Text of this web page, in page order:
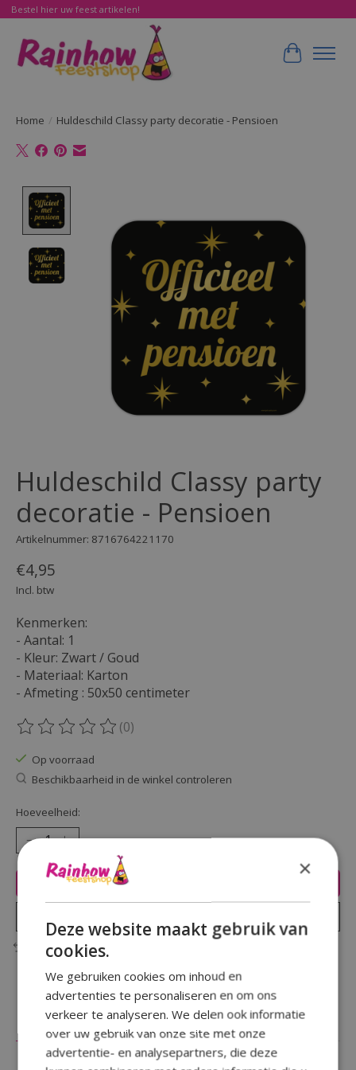
Bestel hier uw feest artikelen!
Home / Huldeschild Classy party decoratie - Pensioen
Huldeschild Classy party
decoratie - Pensioen
Artikelnummer: 8716764221170
€4,95
Incl. btw
Kenmerken:
- Aantal: 1
- Kleur: Zwart / Goud
- Materiaal: Karton
- Afmeting : 50x50 centimeter
De beoordeling van dit product is
(0)
Op voorraad
Beschikbaarheid in de winkel controleren
Hoeveelheid:
Toevoegen aan winkelwagen
Toevoegen om te vergelijken
Reviews (0)
×
Deze website maakt gebruik van
cookies.
We gebruiken cookies om inhoud en
advertenties te personaliseren en om ons
verkeer te analyseren. We delen ook informatie
over uw gebruik van onze site met onze
advertentie- en analysepartners, die deze